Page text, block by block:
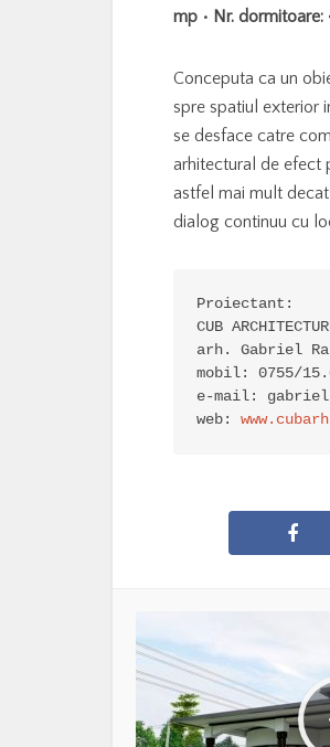
mp • Nr. dormitoare:
Conceputa ca un
spre spatiul exterior
se desface catre
arhitectural de efect
astfel mai mult
dialog continuu cu
Proiectant:
CUB
arh. Gabriel
mobil: 0755/
e-mail:
web: